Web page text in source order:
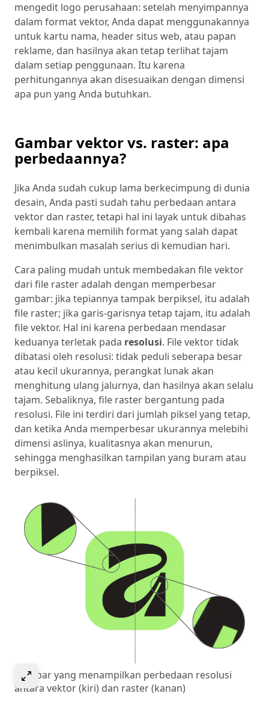
mengedit logo perusahaan: setelah menyimpannya
dalam format vektor, Anda dapat menggunakannya
untuk kartu nama, header situs web, atau papan
reklame, dan hasilnya akan tetap terlihat tajam
dalam setiap penggunaan. Itu karena
perhitungannya akan disesuaikan dengan dimensi
apa pun yang Anda butuhkan.
Gambar vektor vs. raster: apa
perbedaannya?
Jika Anda sudah cukup lama berkecimpung di dunia
desain, Anda pasti sudah tahu perbedaan antara
vektor dan raster, tetapi hal ini layak untuk dibahas
kembali karena memilih format yang salah dapat
menimbulkan masalah serius di kemudian hari.
Cara paling mudah untuk membedakan file vektor
dari file raster adalah dengan memperbesar
gambar: jika tepiannya tampak berpiksel, itu adalah
file raster; jika garis-garisnya tetap tajam, itu adalah
file vektor. Hal ini karena perbedaan mendasar
keduanya terletak pada resolusi. File vektor tidak
dibatasi oleh resolusi: tidak peduli seberapa besar
atau kecil ukurannya, perangkat lunak akan
menghitung ulang jalurnya, dan hasilnya akan selalu
tajam. Sebaliknya, file raster bergantung pada
resolusi. File ini terdiri dari jumlah piksel yang tetap,
dan ketika Anda memperbesar ukurannya melebihi
dimensi aslinya, kualitasnya akan menurun,
sehingga menghasilkan tampilan yang buram atau
berpiksel.
Select to expand image
Gambar yang menampilkan perbedaan resolusi
antara vektor (kiri) dan raster (kanan)